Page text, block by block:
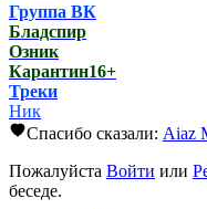
Группа ВК
Бладспир
Озник
Карантин16+
Треки
Ник
Спасибо сказали: Aiaz
Пожалуйста Войти или
беседе.